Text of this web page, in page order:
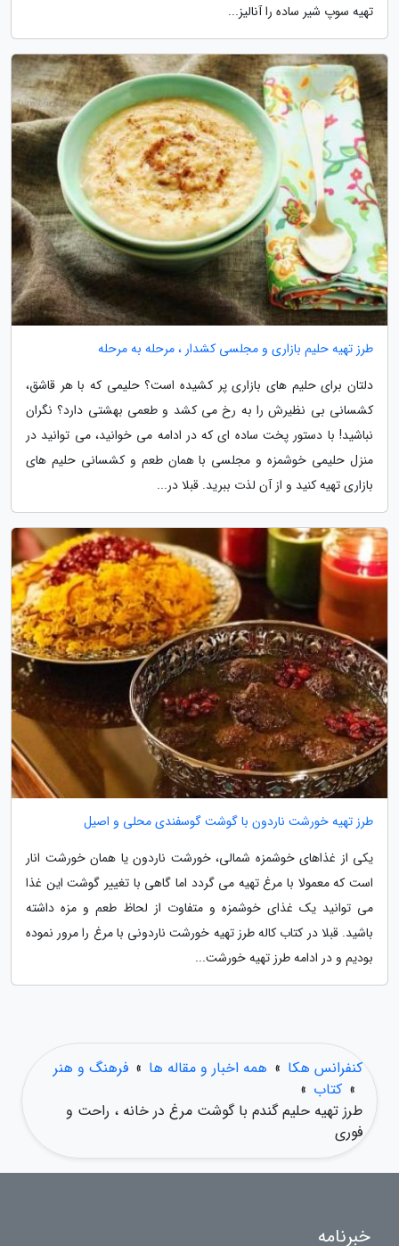
تهیه سوپ شیر ساده را آنالیز...
طرز تهیه حلیم بازاری و مجلسی کشدار ، مرحله به مرحله
دلتان برای حلیم های بازاری پر کشیده است؟ حلیمی که با هر قاشق،
کشسانی بی نظیرش را به رخ می کشد و طعمی بهشتی دارد؟ نگران
نباشید! با دستور پخت ساده ای که در ادامه می خوانید، می توانید در
منزل حلیمی خوشمزه و مجلسی با همان طعم و کشسانی حلیم های
بازاری تهیه کنید و از آن لذت ببرید. قبلا در...
طرز تهیه خورشت ناردون با گوشت گوسفندی محلی و اصیل
یکی از غذاهای خوشمزه شمالی، خورشت ناردون یا همان خورشت انار
است که معمولا با مرغ تهیه می گردد اما گاهی با تغییر گوشت این غذا
می توانید یک غذای خوشمزه و متفاوت از لحاظ طعم و مزه داشته
باشید. قبلا در کتاب کاله طرز تهیه خورشت ناردونی با مرغ را مرور نموده
بودیم و در ادامه طرز تهیه خورشت...
کنفرانس هکا » همه اخبار و مقاله ها » فرهنگ و هنر
» کتاب »
طرز تهیه حلیم گندم با گوشت مرغ در خانه ، راحت و
فوری
خبرنامه